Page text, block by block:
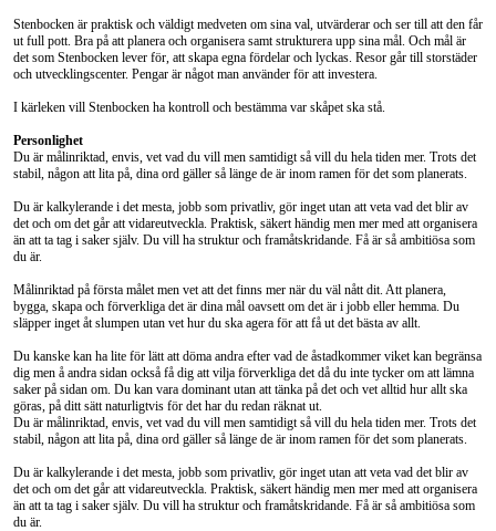
Stenbocken är praktisk och väldigt medveten om sina val, utvärderar och ser till att den får
ut full pott. Bra på att planera och organisera samt strukturera upp sina mål. Och mål är
det som Stenbocken lever för, att skapa egna fördelar och lyckas. Resor går till storstäder
och utvecklingscenter. Pengar är något man använder för att investera.
I kärleken vill Stenbocken ha kontroll och bestämma var skåpet ska stå.
Personlighet
Du är målinriktad, envis, vet vad du vill men samtidigt så vill du hela tiden mer. Trots det
stabil, någon att lita på, dina ord gäller så länge de är inom ramen för det som planerats.
Du är kalkylerande i det mesta, jobb som privatliv, gör inget utan att veta vad det blir av
det och om det går att vidareutveckla. Praktisk, säkert händig men mer med att organisera
än att ta tag i saker själv. Du vill ha struktur och framåtskridande. Få är så ambitiösa som
du är.
Målinriktad på första målet men vet att det finns mer när du väl nått dit. Att planera,
bygga, skapa och förverkliga det är dina mål oavsett om det är i jobb eller hemma. Du
släpper inget åt slumpen utan vet hur du ska agera för att få ut det bästa av allt.
Du kanske kan ha lite för lätt att döma andra efter vad de åstadkommer viket kan begränsa
dig men å andra sidan också få dig att vilja förverkliga det då du inte tycker om att lämna
saker på sidan om. Du kan vara dominant utan att tänka på det och vet alltid hur allt ska
göras, på ditt sätt naturligtvis för det har du redan räknat ut.
Du är målinriktad, envis, vet vad du vill men samtidigt så vill du hela tiden mer. Trots det
stabil, någon att lita på, dina ord gäller så länge de är inom ramen för det som planerats.
Du är kalkylerande i det mesta, jobb som privatliv, gör inget utan att veta vad det blir av
det och om det går att vidareutveckla. Praktisk, säkert händig men mer med att organisera
än att ta tag i saker själv. Du vill ha struktur och framåtskridande. Få är så ambitiösa som
du är.